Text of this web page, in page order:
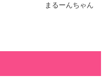
まるーんちゃん